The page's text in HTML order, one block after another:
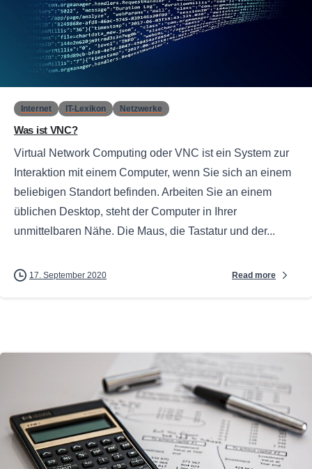
Internet IT-Lexikon Netzwerke
Was ist VNC?
Virtual Network Computing oder VNC ist ein System zur
Interaktion mit einem Computer, wenn Sie sich an einem
beliebigen Standort befinden. Arbeiten Sie an einem
üblichen Desktop, steht der Computer in Ihrer
unmittelbaren Nähe. Die Maus, die Tastatur und der...
17. September 2020 Read more